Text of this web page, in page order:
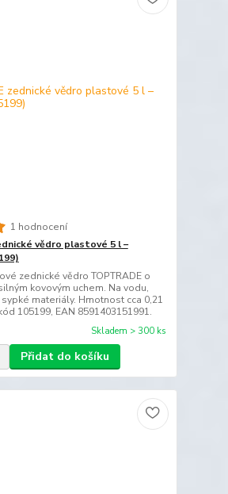
1 hodnocení
vědro plastové 5 l –
zednické vědro TOPTRADE o
kovovým uchem. Na vodu,
materiály. Hmotnost cca 0,21
105199, EAN 8591403151991.
Skladem > 300 ks
Přidat do košíku